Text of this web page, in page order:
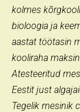
kolmes
bioloogia ja
aastat töötasin
kooliraha
Atesteeritud
Eestit just
Tegelik mesinik